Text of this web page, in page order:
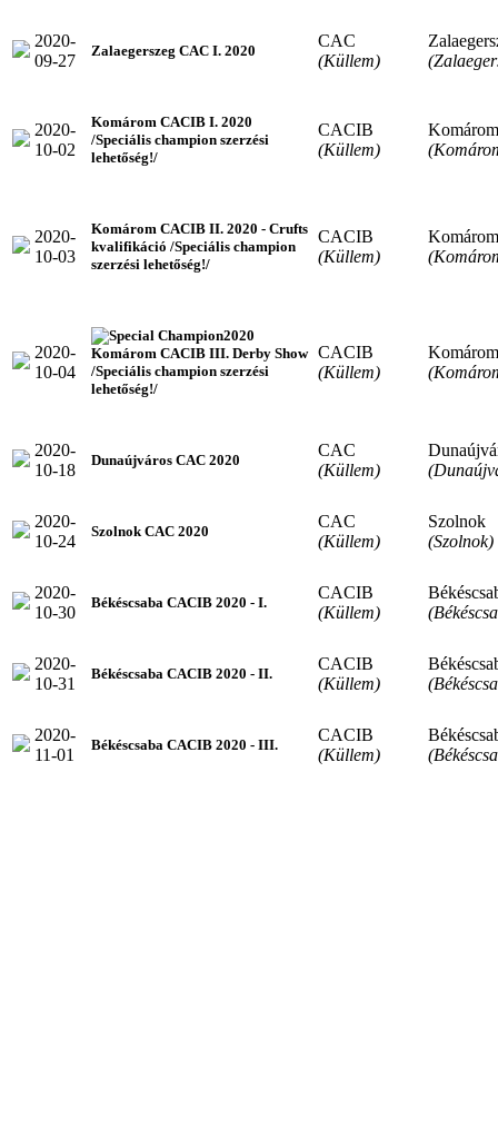
2020-
09-27
Zalaegerszeg CAC I. 2020
CAC
(Küllem)
2020-
10-02
Komárom CACIB I. 2020
/Speciális champion szerzési
lehetőség!/
CACIB
(Küllem)
Komárom
2020-
10-03
Komárom CACIB II. 2020 - Crufts
kvalifikáció /Speciális champion
szerzési lehetőség!/
CACIB
(Küllem)
Komárom
2020-
10-04
2020
Komárom CACIB III. Derby Show
/Speciális champion szerzési
lehetőség!/
CACIB
(Küllem)
Komárom
2020-
10-18
Dunaújváros CAC 2020
CAC
(Küllem)
2020-
10-24
Szolnok CAC 2020
CAC
(Küllem)
Szolnok
(Szolnok)
2020-
10-30
Békéscsaba CACIB 2020 - I.
CACIB
(Küllem)
2020-
10-31
Békéscsaba CACIB 2020 - II.
CACIB
(Küllem)
2020-
11-01
Békéscsaba CACIB 2020 - III.
CACIB
(Küllem)